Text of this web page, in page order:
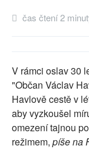
NEJČTENĚJŠÍ ZA 7
PŘÍSPĚVKY NA
SOCIÁLNÍ SÍTĚ
RUBRIKY
čas čtení 2
V rámci oslav 30
"Občan Václav
Havlově cestě v
aby vyzkoušel
omezení tajnou
režimem, píše na